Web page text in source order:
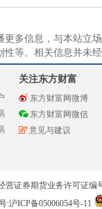
多信息，与本站立
等。相关信息并未
关注东方财富
东方财富网微博
东方财富网微信
意见与建议
证券期货业务许可证编
:沪ICP备05006054号-11